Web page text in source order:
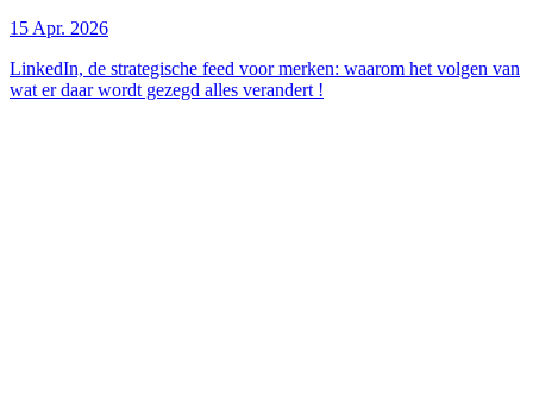
15 Apr. 2026
LinkedIn, de strategische feed voor merken: waarom het volgen van
wat er daar wordt gezegd alles verandert !